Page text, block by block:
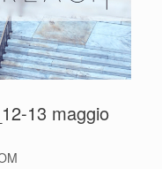
13 maggio